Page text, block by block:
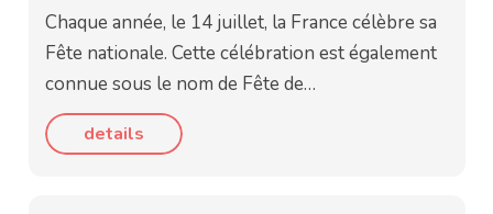
Chaque année, le 14 juillet, la France célèbre sa
Fête nationale. Cette célébration est également
connue sous le nom de Fête de…
details